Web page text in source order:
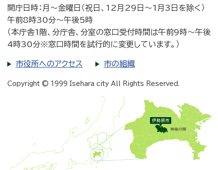
開庁日時：月～金曜日（祝日、12月29日～1月3日を除く）
午前8時30分～午後5時
（本庁舎1階、分庁舎、分室の窓口受付時間は午前9時～午後
4時30分※窓口時間を試行的に変更しています。）
市役所へのアクセス 市の組織
Copyright © 1999 Isehara city All Rights Reserved.